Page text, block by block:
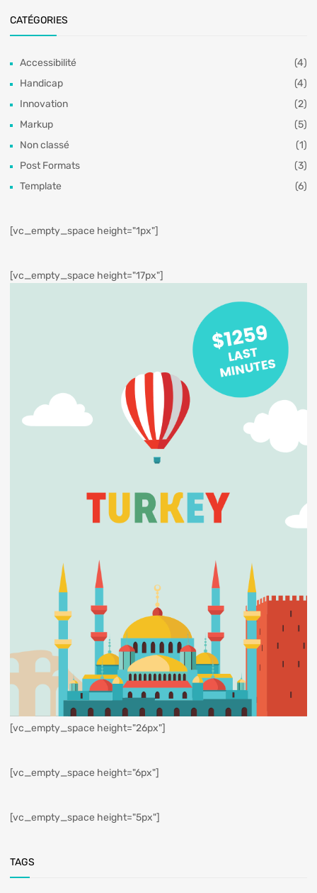
CATÉGORIES
Accessibilité
(4)
Handicap
(4)
Innovation
(2)
Markup
(5)
Non classé
(1)
Post Formats
(3)
Template
(6)
[vc_empty_space height="1px"]
[vc_empty_space height="17px"]
[vc_empty_space height="26px"]
[vc_empty_space height="6px"]
[vc_empty_space height="5px"]
TAGS